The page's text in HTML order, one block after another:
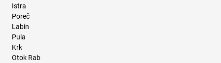
Istra
Poreč
Labin
Pula
Krk
Otok Rab